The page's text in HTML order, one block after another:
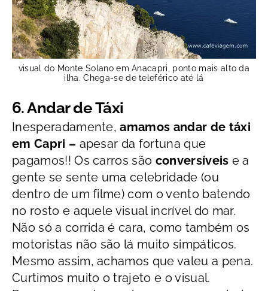
visual do Monte Solano em Anacapri, ponto mais alto da
ilha. Chega-se de teleférico até lá
6. Andar de Táxi
Inesperadamente, amamos andar de táxi
em Capri – apesar da fortuna que
pagamos!! Os carros são conversíveis e a
gente se sente uma celebridade (ou
dentro de um filme) com o vento batendo
no rosto e aquele visual incrível do mar.
Não só a corrida é cara, como também os
motoristas não são lá muito simpáticos.
Mesmo assim, achamos que valeu a pena.
Curtimos muito o trajeto e o visual.